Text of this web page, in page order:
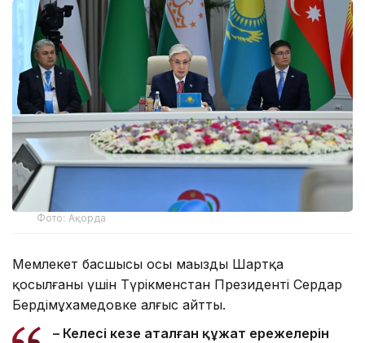
Фото: Ақорда
Мемлекет басшысы осы маңызды Шартқа
қосылғаны үшін Түрікменстан Президенті Сердар
Бердімұхамедовке алғыс айтты.
– Келесі кезең аталған құжат ережелерін